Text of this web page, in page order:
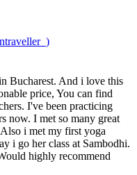
Bucharest. And i love this
price, You can find
I've been practicing
now. I met so many great
i met my first yoga
i go her class at Sambodhi.
highly recommend